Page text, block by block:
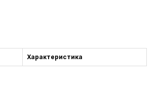
Характеристика